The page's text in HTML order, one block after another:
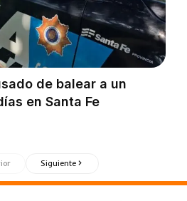
de balear a un
en Santa Fe
Siguiente